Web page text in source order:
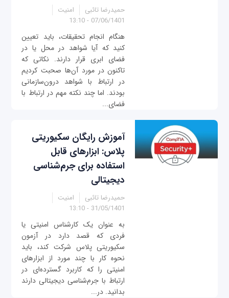
حمیدرضا تائبی
امنیت
07/06/1401 - 13:10
هنگام انجام تحقیقات، باید تعیین
کنید که آیا شواهد در محل یا در
فضای ابری قرار دارند. نکاتی که
تاکنون در مورد آن‌ها صحبت کردیم
در ارتباط با شواهد درون‌سازمانی
بودند. اما چند نکته مهم در ارتباط با
فضای...
آموزش رایگان سکیوریتی
پلاس: ابزارهای قابل
استفاده برای جرم‌شناسی
دیجیتالی
حمیدرضا تائبی
امنیت
31/05/1401 - 13:10
به عنوان یک کارشناس امنیتی یا
فردی که قصد دارد در آزمون
سکیوریتی پلاس شرکت کند، باید
نحوه کار با چند مورد از ابزارهای
امنیتی را که کاربرد گسترده‌ای در
ارتباط با جرم‌شناسی دیجیتالی دارند
بدانید. در...